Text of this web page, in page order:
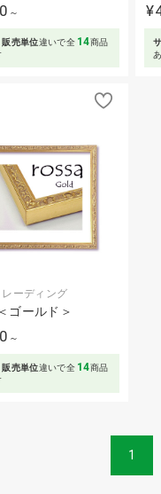
～
売単位違いで全 14商品
ーディング
ゴールド＞
～
売単位違いで全 14商品
1